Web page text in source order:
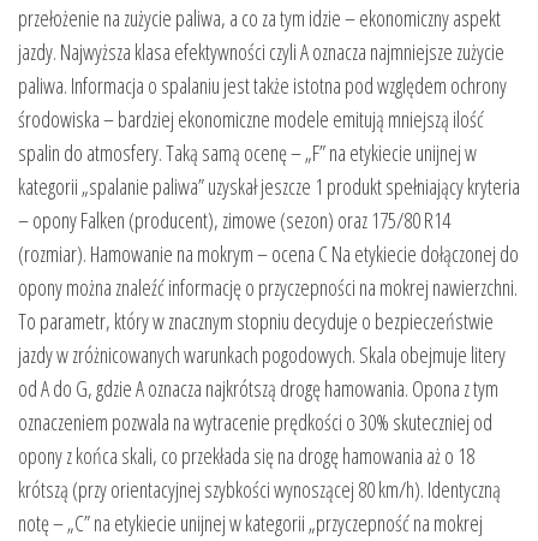
przełożenie na zużycie paliwa, a co za tym idzie – ekonomiczny aspekt
jazdy. Najwyższa klasa efektywności czyli A oznacza najmniejsze zużycie
paliwa. Informacja o spalaniu jest także istotna pod względem ochrony
środowiska – bardziej ekonomiczne modele emitują mniejszą ilość
spalin do atmosfery. Taką samą ocenę – „F” na etykiecie unijnej w
kategorii „spalanie paliwa” uzyskał jeszcze 1 produkt spełniający kryteria
– opony Falken (producent), zimowe (sezon) oraz 175/80 R14
(rozmiar). Hamowanie na mokrym – ocena C Na etykiecie dołączonej do
opony można znaleźć informację o przyczepności na mokrej nawierzchni.
To parametr, który w znacznym stopniu decyduje o bezpieczeństwie
jazdy w zróżnicowanych warunkach pogodowych. Skala obejmuje litery
od A do G, gdzie A oznacza najkrótszą drogę hamowania. Opona z tym
oznaczeniem pozwala na wytracenie prędkości o 30% skuteczniej od
opony z końca skali, co przekłada się na drogę hamowania aż o 18
krótszą (przy orientacyjnej szybkości wynoszącej 80 km/h). Identyczną
notę – „C” na etykiecie unijnej w kategorii „przyczepność na mokrej